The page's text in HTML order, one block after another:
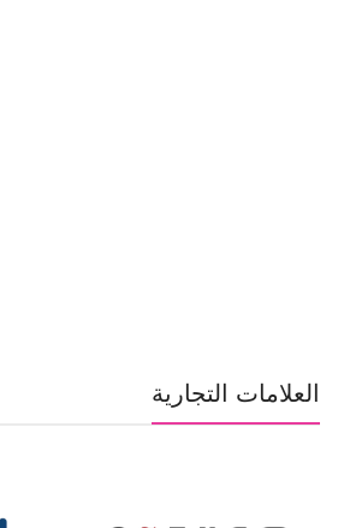
العلامات التجارية